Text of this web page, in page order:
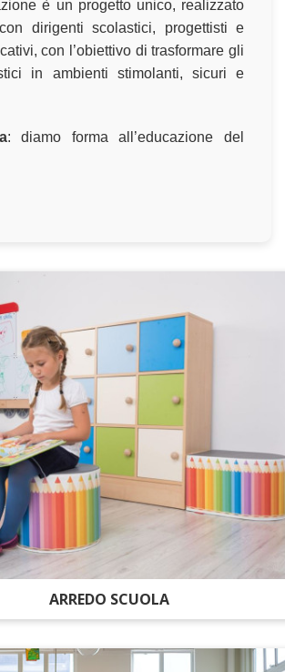
è un progetto unico, realizzato
dirigenti scolastici, progettisti e
con l’obiettivo di trasformare gli
in ambienti stimolanti, sicuri e
: diamo forma all’educazione del
ARREDO SCUOLA